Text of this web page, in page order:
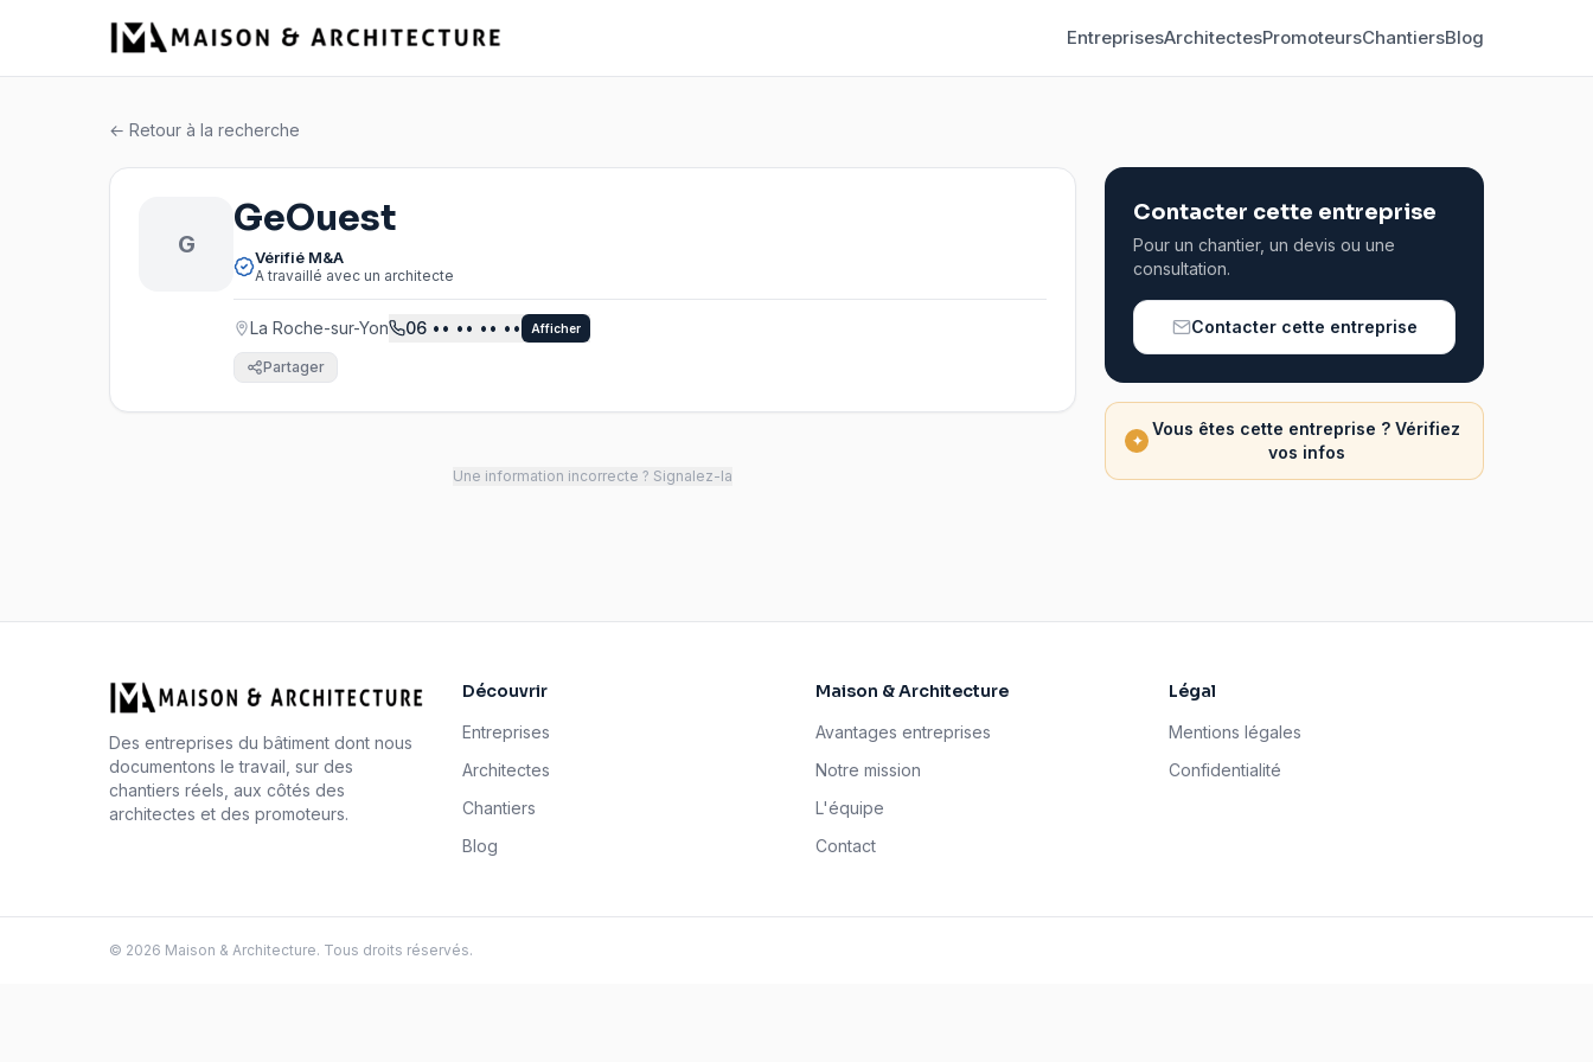
EntreprisesArchitectesPromoteursChantiersBlog
← Retour à la recherche
G
GeOuest
Vérifié M&A
A travaillé avec un architecte
La Roche-sur-Yon 06 •• •• •• •• Afficher
Partager
Une information incorrecte ? Signalez-la
Contacter cette entreprise
Pour un chantier, un devis ou une
consultation.
Contacter cette entreprise
✦
Vous êtes cette entreprise ? Vérifiez
vos infos
Des entreprises du bâtiment dont nous
documentons le travail, sur des
chantiers réels, aux côtés des
architectes et des promoteurs.
Découvrir
Entreprises
Architectes
Chantiers
Blog
Maison & Architecture
Avantages entreprises
Notre mission
L'équipe
Contact
Légal
Mentions légales
Confidentialité
© 2026 Maison & Architecture. Tous droits réservés.